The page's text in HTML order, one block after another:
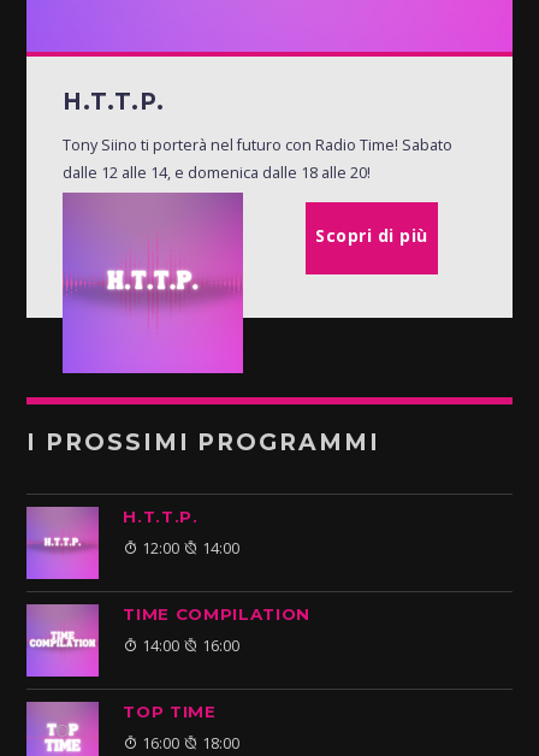
H.T.T.P.
Tony Siino ti porterà nel futuro con Radio Time! Sabato
dalle 12 alle 14, e domenica dalle 18 alle 20!
Scopri di più
I PROSSIMI PROGRAMMI
H.T.T.P.
12:00 14:00
TIME COMPILATION
14:00 16:00
TOP TIME
16:00 18:00